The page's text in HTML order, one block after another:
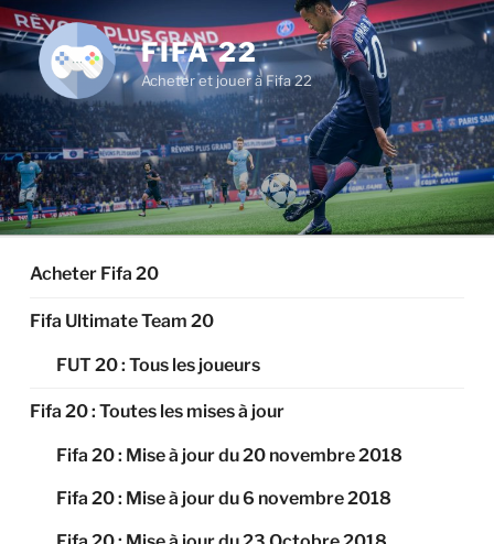
Aller
au
contenu
principal
FIFA 22
Acheter et jouer à Fifa 22
Acheter Fifa 20
Fifa Ultimate Team 20
FUT 20 : Tous les joueurs
Fifa 20 : Toutes les mises à jour
Fifa 20 : Mise à jour du 20 novembre 2018
Fifa 20 : Mise à jour du 6 novembre 2018